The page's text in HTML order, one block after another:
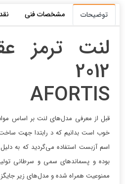
توضیحات مشخصات فنی
لنت ترمز
2012
AFORTIS
قبل از معرفی مدل‌های لنت بر اساس
خوب است بدانیم که د رابتدا جهت ساخت
اسم آزبست استفاده می‌گردید که به
بوده و پسماندهای سمی و سرطانی
ممنوعیت همراه شده و مدل‌های زیر